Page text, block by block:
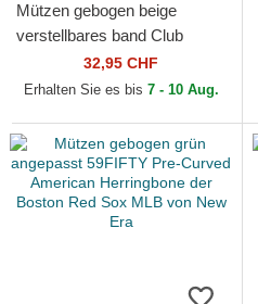
Mützen gebogen beige
verstellbares band Club
Structured Uv Poly Ripstop
der Boston Red Sox MLB...
32,95 CHF
Erhalten Sie es bis 7 - 10 Aug.